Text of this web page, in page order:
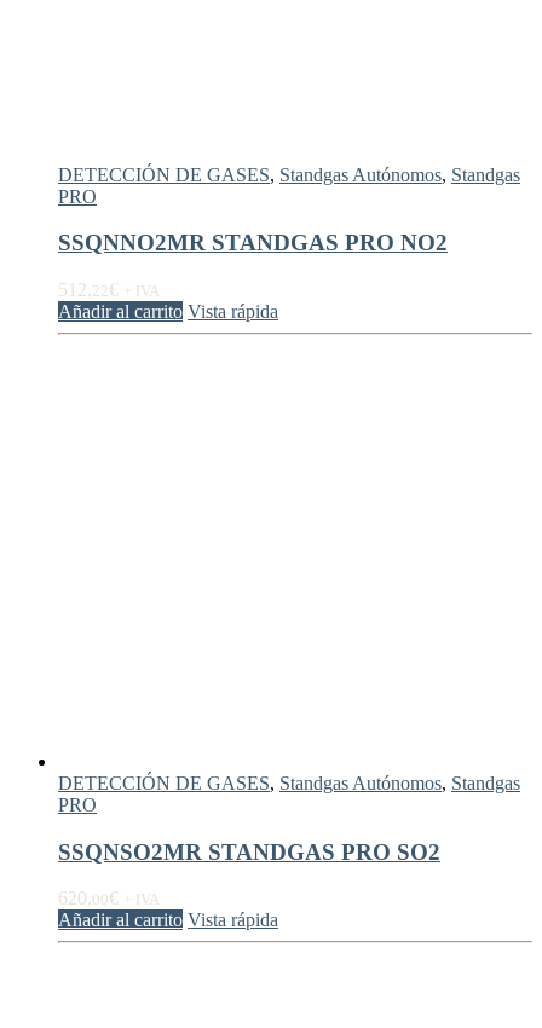
DETECCIÓN DE GASES, Standgas Autónomos, Standgas
PRO
SSQNNO2MR STANDGAS PRO NO2
512,22€ + IVA
Añadir al carrito Vista rápida
DETECCIÓN DE GASES, Standgas Autónomos, Standgas
PRO
SSQNSO2MR STANDGAS PRO SO2
620,00€ + IVA
Añadir al carrito Vista rápida